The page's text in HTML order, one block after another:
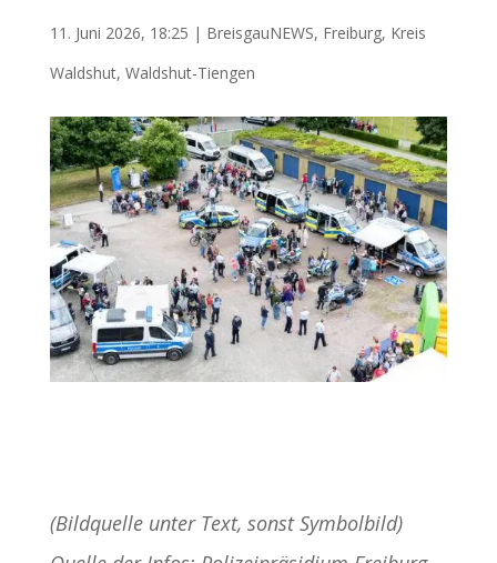
11. Juni 2026, 18:25 | BreisgauNEWS, Freiburg, Kreis
Waldshut, Waldshut-Tiengen
(Bildquelle unter Text, sonst Symbolbild)